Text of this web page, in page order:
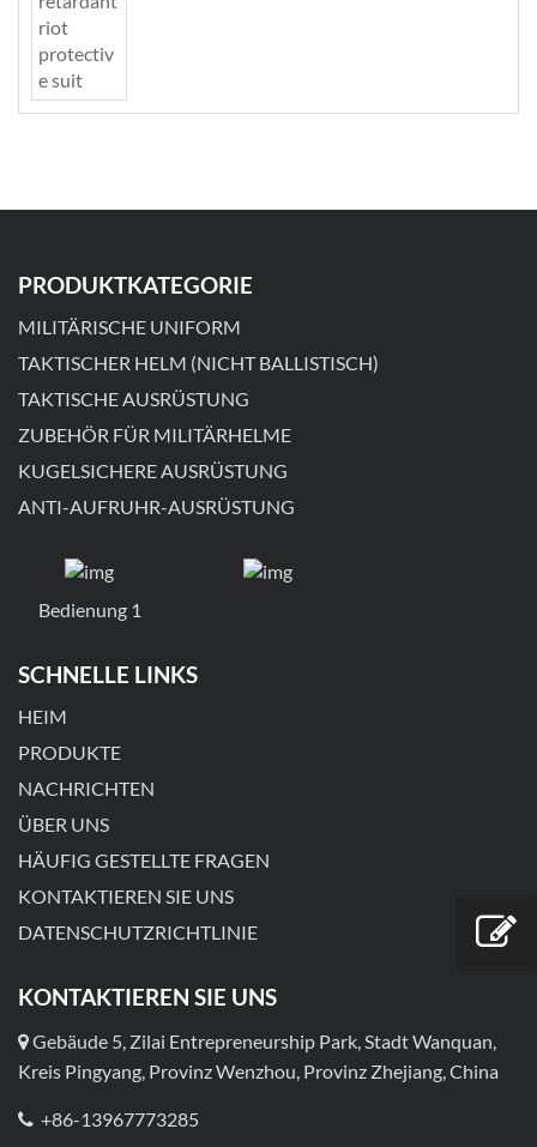
PRODUKTKATEGORIE
MILITÄRISCHE UNIFORM
TAKTISCHER HELM (NICHT BALLISTISCH)
TAKTISCHE AUSRÜSTUNG
ZUBEHÖR FÜR MILITÄRHELME
KUGELSICHERE AUSRÜSTUNG
ANTI-AUFRUHR-AUSRÜSTUNG
Bedienung 1
SCHNELLE LINKS
HEIM
PRODUKTE
NACHRICHTEN
ÜBER UNS
HÄUFIG GESTELLTE FRAGEN
KONTAKTIEREN SIE UNS
DATENSCHUTZRICHTLINIE
KONTAKTIEREN SIE UNS
Gebäude 5, Zilai Entrepreneurship Park, Stadt Wanquan,
Kreis Pingyang, Provinz Wenzhou, Provinz Zhejiang, China
+86-13967773285